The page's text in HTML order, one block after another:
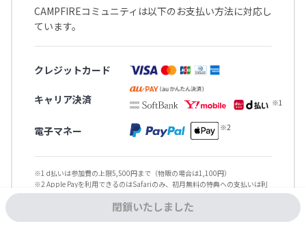
閉鎖いたしました
CAMPFIREコミュニティは以下のお支払い方法に対応し
ています。
クレジットカード
キャリア決済
電子マネー
※1 d払いは参加費の上限5,500円まで（物販の場合は1,100円）
※2 Apple Payを利用できるのはSafariのみ、初月無料の特典への支払いは利
用対象外
その他詳細や注意事項は対応しているお支払い方法に